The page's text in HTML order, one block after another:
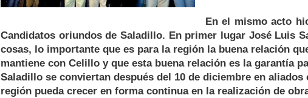
En el mismo acto
Candidatos oriundos de Saladillo. En primer lugar José Luis
cosas, lo importante que es para la región la buena relación
mantiene con Celillo y que esta buena relación es la garantía
Saladillo se conviertan después del 10 de diciembre en
región pueda crecer en forma continua en la realización de